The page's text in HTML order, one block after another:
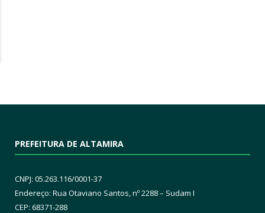
PREFEITURA DE ALTAMIRA
CNPJ: 05.263.116/0001-37
Endereço: Rua Otaviano Santos, nº 2288 – Sudam I
CEP: 68371-288